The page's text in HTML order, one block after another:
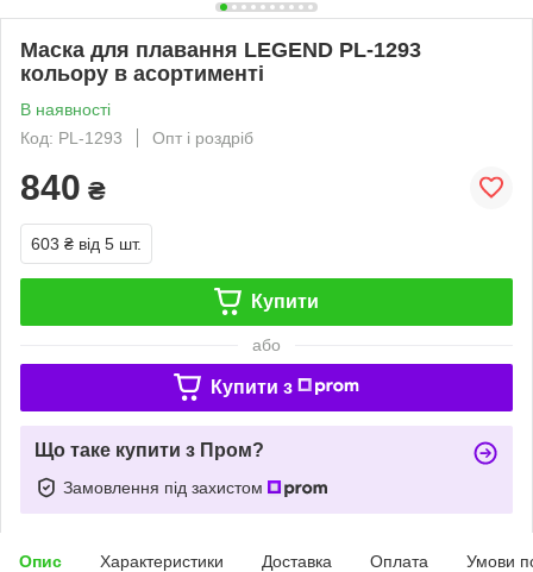
Маска для плавання LEGEND PL-1293
кольору в асортименті
В наявності
Код: PL-1293
Опт і роздріб
840 ₴
603 ₴ від 5 шт.
Купити
або
Купити з
Що таке купити з Пром?
Замовлення під захистом
Опис Характеристики Доставка Оплата Умови